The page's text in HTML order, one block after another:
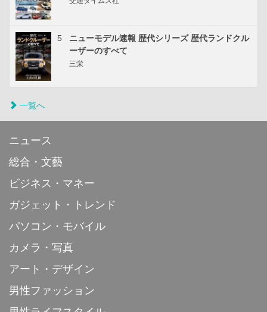
5
ニューモデル速報 歴代シリーズ 歴代ランドクル
ーザーのすべて
三栄
一覧へ
ニュース
総合・文藝
ビジネス・マネー
ガジェット・トレンド
パソコン・モバイル
カメラ・写真
アート・デザイン
男性ファッション